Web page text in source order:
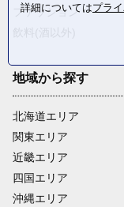
ファッション
地域から探す
北海道エリア
関東エリア
近畿エリア
四国エリア
沖縄エリア
詳細についてはプラ